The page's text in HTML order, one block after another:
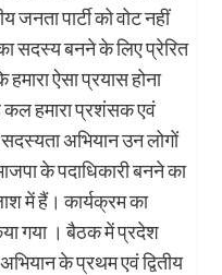
जनता पार्टी को वोट नहीं
का सदस्य बनने के लिए प्रेरित
ऐसा प्रयास होना
कल हमारा प्रशंसक एवं
अभियान उन लोगों
के पदाधिकारी बनने का
में हैं। कार्यक्रम का
गया । बैठक में प्रदेश
के प्रथम एवं द्वितीय